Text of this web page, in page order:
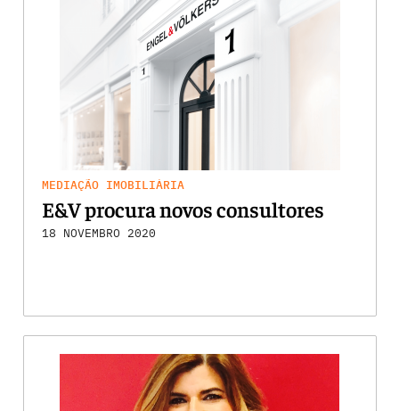
MEDIAÇÃO IMOBILIÁRIA
E&V procura novos consultores
18 NOVEMBRO 2020